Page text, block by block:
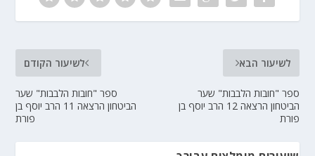
לשיעור הקודם
ספר "חובות הלבבות" שער
הביטחון הרצאה 11 הרב יוסף בן
פורת
לשיעור הבא
ספר "חובות הלבבות" שער
הביטחון הרצאה 12 הרב יוסף בן
פורת